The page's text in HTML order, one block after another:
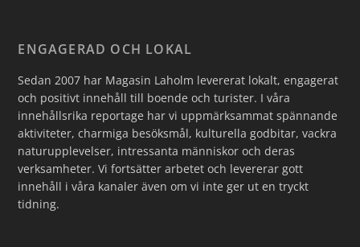
ENGAGERAD OCH LOKAL
Sedan 2007 har Magasin Laholm levererat lokalt, engagerat
och positivt innehåll till boende och turister. I våra
innehållsrika reportage har vi uppmärksammat spännande
aktiviteter, charmiga besöksmål, kulturella godbitar, vackra
naturupplevelser, intressanta människor och deras
verksamheter. Vi fortsätter arbetet och levererar gott
innehåll i våra kanaler även om vi inte ger ut en tryckt
tidning.